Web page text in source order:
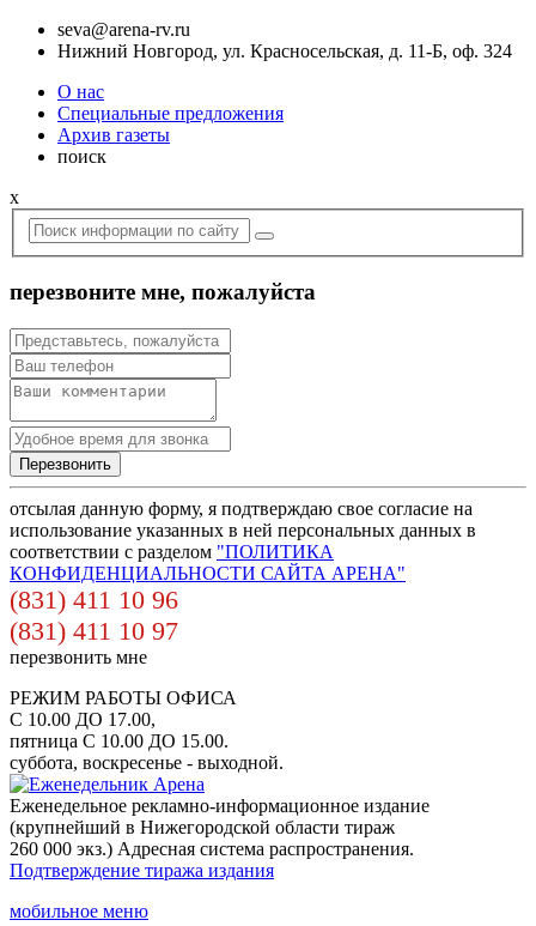
seva@arena-rv.ru
Нижний Новгород, ул. Красносельская, д. 11-Б, оф. 324
О нас
Специальные предложения
Архив газеты
поиск
x
перезвоните мне, пожалуйста
отсылая данную форму, я подтверждаю свое согласие на
использование указанных в ней персональных данных в
соответствии с разделом "ПОЛИТИКА
КОНФИДЕНЦИАЛЬНОСТИ САЙТА АРЕНА"
(831) 411 10 96
(831) 411 10 97
перезвонить мне
РЕЖИМ РАБОТЫ ОФИСА
С 10.00 ДО 17.00,
пятница С 10.00 ДО 15.00.
суббота, воскресенье - выходной.
Еженедельное рекламно-информационное издание
(крупнейший в Нижегородской области тираж
260 000 экз.) Адресная система распространения.
Подтверждение тиража издания
мобильное меню